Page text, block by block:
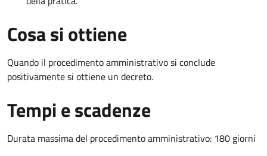
Cosa si ottiene
Quando il procedimento amministrativo si conclude
positivamente si ottiene un decreto.
Tempi e scadenze
Durata massima del procedimento amministrativo: 180 giorni